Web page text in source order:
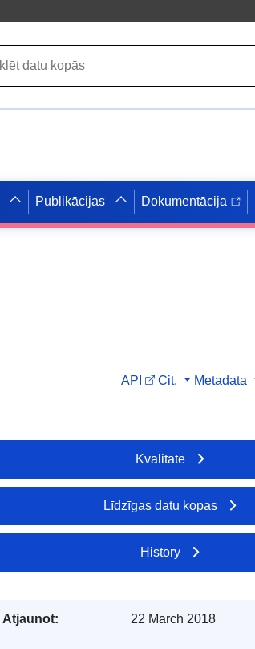
Publikācijas Dokumentācija
API Cit. Metadata
Kvalitāte
Līdzīgas datu kopas
History
Atjaunot: 22 March 2018